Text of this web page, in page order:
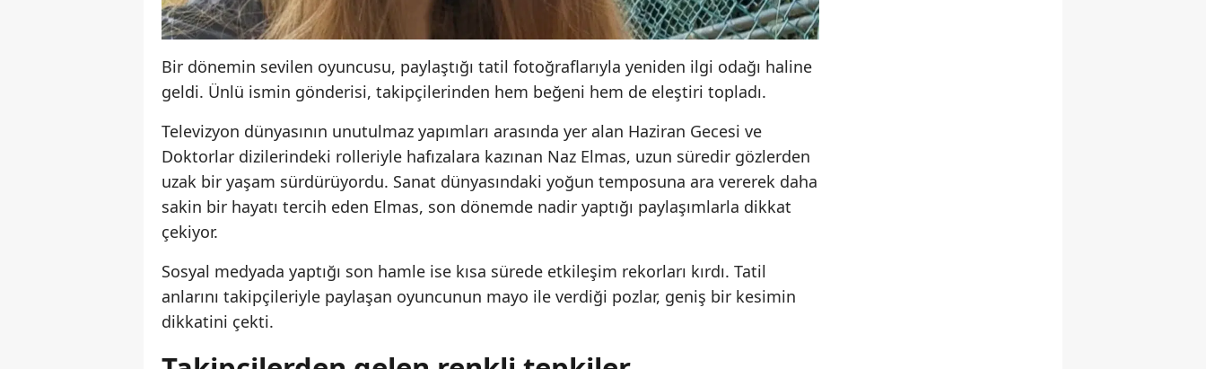
Bir dönemin sevilen oyuncusu, paylaştığı tatil fotoğraflarıyla yeniden ilgi odağı haline
geldi. Ünlü ismin gönderisi, takipçilerinden hem beğeni hem de eleştiri topladı.
Televizyon dünyasının unutulmaz yapımları arasında yer alan Haziran Gecesi ve
Doktorlar dizilerindeki rolleriyle hafızalara kazınan Naz Elmas, uzun süredir gözlerden
uzak bir yaşam sürdürüyordu. Sanat dünyasındaki yoğun temposuna ara vererek daha
sakin bir hayatı tercih eden Elmas, son dönemde nadir yaptığı paylaşımlarla dikkat
çekiyor.
Sosyal medyada yaptığı son hamle ise kısa sürede etkileşim rekorları kırdı. Tatil
anlarını takipçileriyle paylaşan oyuncunun mayo ile verdiği pozlar, geniş bir kesimin
dikkatini çekti.